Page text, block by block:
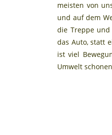
meisten von
und auf dem
die Treppe und
das Auto, statt
ist viel
Umwelt